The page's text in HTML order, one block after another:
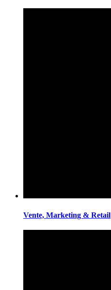
Vente, Marketing & Retail